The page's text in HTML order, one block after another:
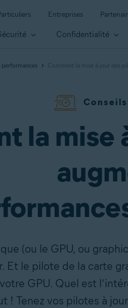
Entreprises
Confidentialité
performances Comment la mise à jour des
la mise
(ou le GPU, ou
Et le pilote de la carte
GPU. Quel est
! Tenez vos pilotes à